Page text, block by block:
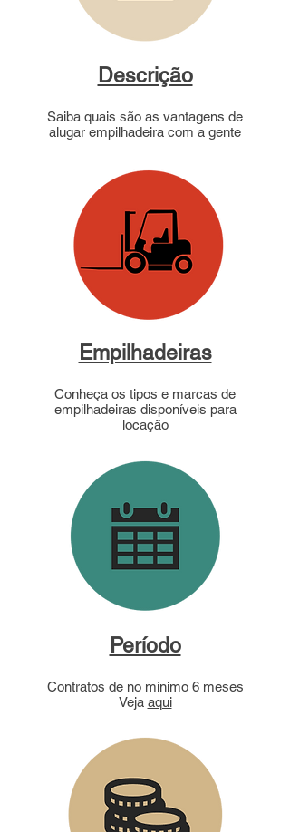
Descrição
Saiba quais são as vantagens de
alugar empilhadeira com a gente
Empilhadeiras
Conheça os tipos e marcas de
empilhadeiras disponíveis para
locação
Período
Contratos de no mínimo 6 meses
Veja aqui